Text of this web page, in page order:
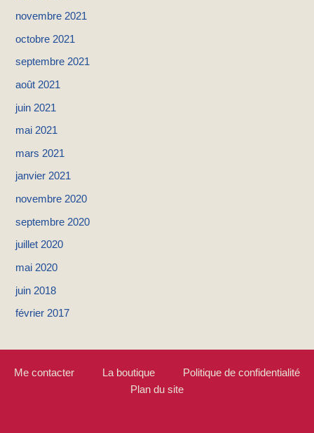
novembre 2021
octobre 2021
septembre 2021
août 2021
juin 2021
mai 2021
mars 2021
janvier 2021
novembre 2020
septembre 2020
juillet 2020
mai 2020
juin 2018
février 2017
Me contacter La boutique
Politique de confidentialité
Plan du site